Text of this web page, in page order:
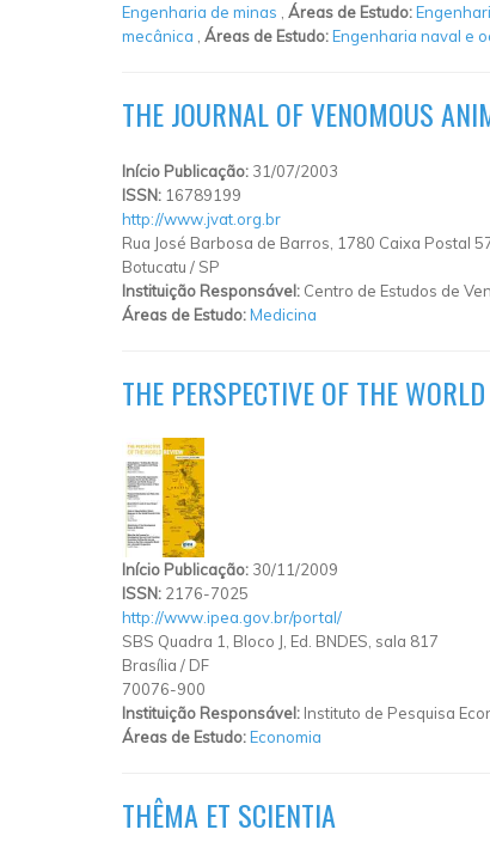
Engenharia de minas , Áreas de Estudo:
mecânica , Áreas de Estudo:Engenharia naval e
THE JOURNAL OF VENOMOUS
Início Publicação: 31/07/2003
ISSN: 16789199
http://www.jvat.org.br
Rua José Barbosa de Barros, 1780 Caixa Postal
Botucatu / SP
Instituição Responsável: Centro de Estudos de
Áreas de Estudo:Medicina
THE PERSPECTIVE OF THE
Início Publicação: 30/11/2009
ISSN: 2176-7025
http://www.ipea.gov.br/portal/
SBS Quadra 1, Bloco J, Ed. BNDES, sala 817
Brasília / DF
70076-900
Instituição Responsável: Instituto de Pesquisa
Áreas de Estudo:Economia
THÊMA ET SCIENTIA